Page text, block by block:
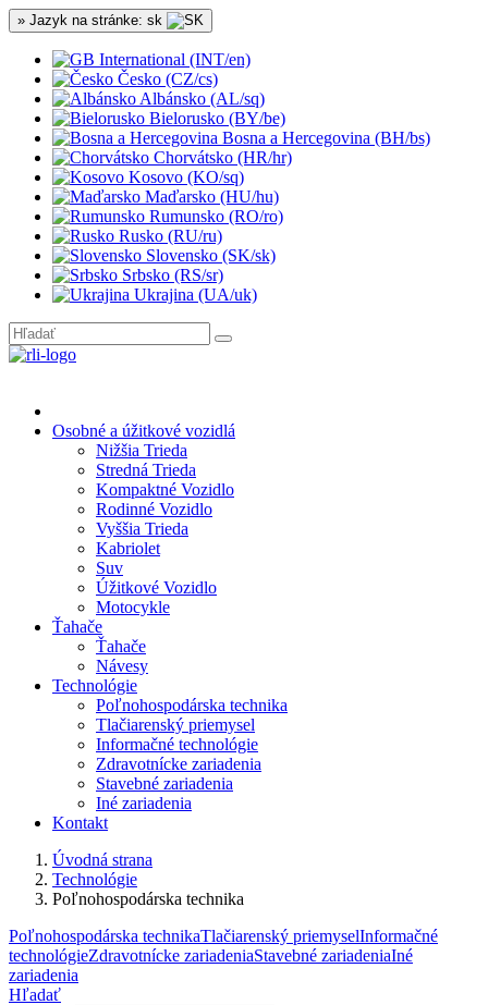
» Jazyk na stránke: sk
International (INT/en)
Česko (CZ/cs)
Albánsko (AL/sq)
Bielorusko (BY/be)
Bosna a Hercegovina (BH/bs)
Chorvátsko (HR/hr)
Kosovo (KO/sq)
Maďarsko (HU/hu)
Rumunsko (RO/ro)
Rusko (RU/ru)
Slovensko (SK/sk)
Srbsko (RS/sr)
Ukrajina (UA/uk)
Osobné a úžitkové vozidlá
Nižšia Trieda
Stredná Trieda
Kompaktné Vozidlo
Rodinné Vozidlo
Vyššia Trieda
Kabriolet
Suv
Úžitkové Vozidlo
Motocykle
Ťahače
Ťahače
Návesy
Technológie
Poľnohospodárska technika
Tlačiarenský priemysel
Informačné technológie
Zdravotnícke zariadenia
Stavebné zariadenia
Iné zariadenia
Kontakt
Úvodná strana
Technológie
Poľnohospodárska technika
Poľnohospodárska technikaTlačiarenský priemyselInformačné
technológieZdravotnícke zariadeniaStavebné zariadeniaIné
zariadenia
Hľadať